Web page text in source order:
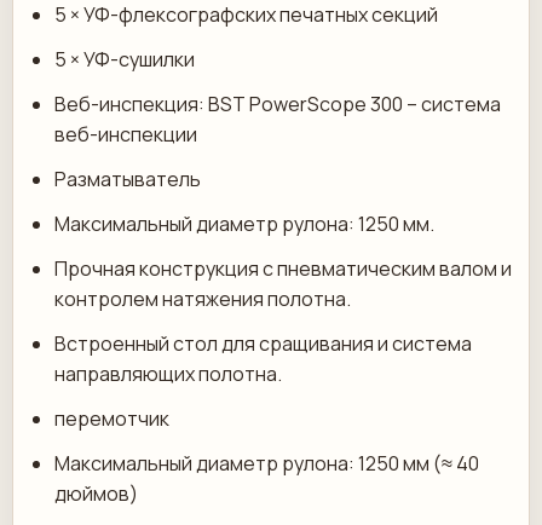
5 × УФ-флексографских печатных секций
5 × УФ-сушилки
Веб-инспекция: BST PowerScope 300 – система
веб-инспекции
Разматыватель
Максимальный диаметр рулона: 1250 мм.
Прочная конструкция с пневматическим валом и
контролем натяжения полотна.
Встроенный стол для сращивания и система
направляющих полотна.
перемотчик
Максимальный диаметр рулона: 1250 мм (≈ 40
дюймов)